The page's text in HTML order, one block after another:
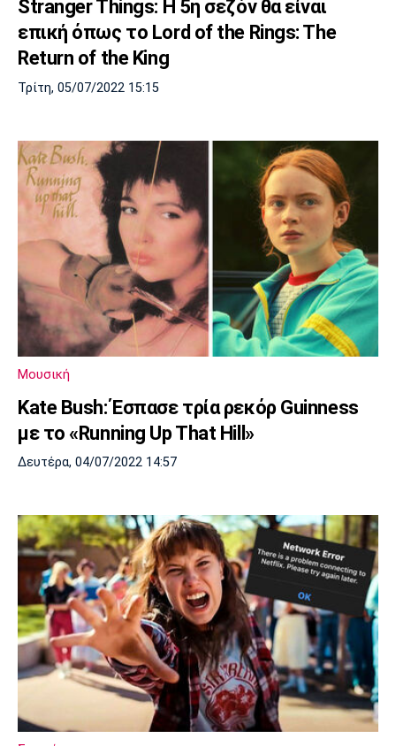
Stranger Things: Η 5η σεζόν θα είναι
επική όπως το Lord of the Rings: The
Return of the King
Τρίτη, 05/07/2022 15:15
Μουσική
Kate Bush: Έσπασε τρία ρεκόρ Guinness
με το «Running Up That Hill»
Δευτέρα, 04/07/2022 14:57